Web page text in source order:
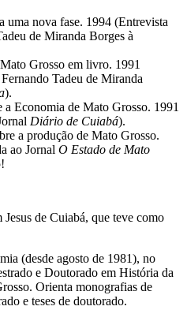
uma nova fase. 1994 (Entrevista
de Miranda Borges à
Grosso em livro. 1991
Tadeu de Miranda
).
a Economia de Mato Grosso. 1991
Diário de Cuiabá).
a produção de Mato Grosso.
ao Jornal O Estado de Mato
de Cuiabá, que teve como
(desde agosto de 1981), no
e Doutorado em História da
Orienta monografias de
e teses de doutorado.